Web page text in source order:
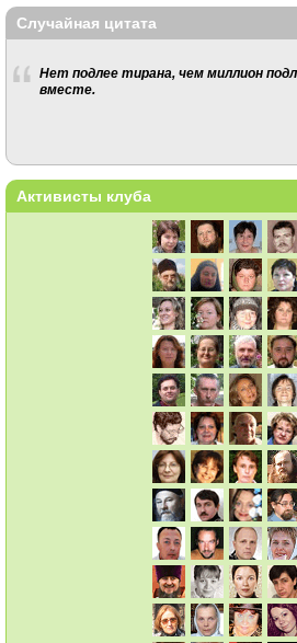
Случайная цитата
Нет подлее тирана, чем миллион
вместе.
Активисты клуба